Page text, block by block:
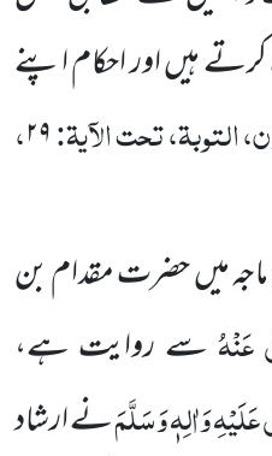
ہیں اور احکام اپنے
التوبۃ، تحت الآیۃ:۲۹،
ماجہ میں حضرت مقدام بن
عَنْہُسے روایت ہے،
عَلَیْہِ وَاٰلِہٖ وَسَلَّمَنے ارشاد